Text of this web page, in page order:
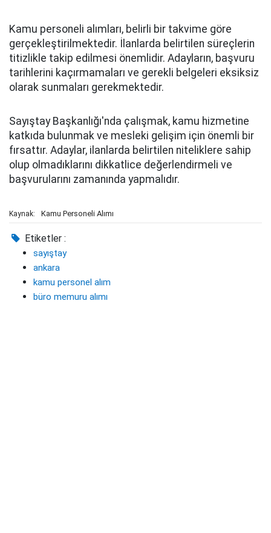
Kamu personeli alımları, belirli bir takvime göre
gerçekleştirilmektedir. İlanlarda belirtilen süreçlerin
titizlikle takip edilmesi önemlidir. Adayların, başvuru
tarihlerini kaçırmamaları ve gerekli belgeleri eksiksiz
olarak sunmaları gerekmektedir.
Sayıştay Başkanlığı'nda çalışmak, kamu hizmetine
katkıda bulunmak ve mesleki gelişim için önemli bir
fırsattır. Adaylar, ilanlarda belirtilen niteliklere sahip
olup olmadıklarını dikkatlice değerlendirmeli ve
başvurularını zamanında yapmalıdır.
Kaynak: Kamu Personeli Alımı
Etiketler :
sayıştay
ankara
kamu personel alım
büro memuru alımı